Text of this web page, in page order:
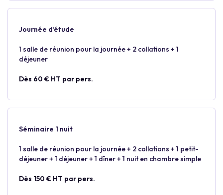
Journée d’étude
1 salle de réunion pour la journée + 2 collations + 1
déjeuner
Dès 60 € HT par pers.
Séminaire 1 nuit
1 salle de réunion pour la journée + 2 collations + 1 petit-
déjeuner + 1 déjeuner + 1 dîner + 1 nuit en chambre simple
Dès 150 € HT par pers.